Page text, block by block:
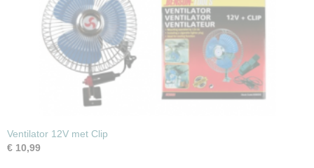
Ventilator 12V met Clip
€ 10,99